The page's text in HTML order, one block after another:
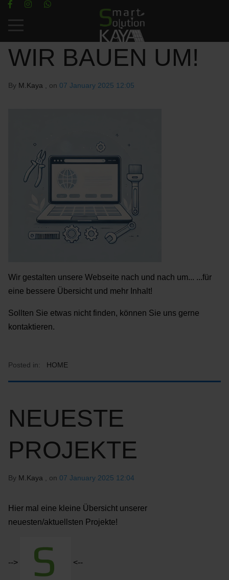
Mobile Menu Toggle
WIR BAUEN UM!
By M.Kaya , on 07 January 2025 12:05
Wir gestalten unsere Webseite nach und nach um... ...für
eine bessere Übersicht und mehr Inhalt!
Sollten Sie etwas nicht finden, können Sie uns gerne
kontaktieren.
Posted in: HOME
NEUESTE
PROJEKTE
By M.Kaya , on 07 January 2025 12:04
Hier mal eine kleine Übersicht unserer
neuesten/aktuellsten Projekte!
--> <--